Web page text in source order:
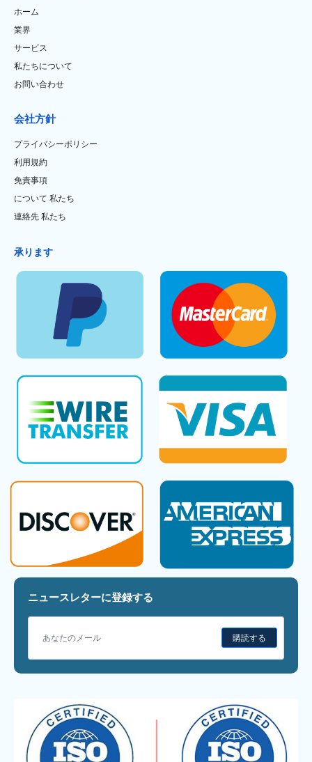
ホーム
業界
サービス
私たちについて
お問い合わせ
会社方針
プライバシーポリシー
利用規約
免責事項
について 私たち
連絡先 私たち
承ります
ニュースレターに登録する
購読する